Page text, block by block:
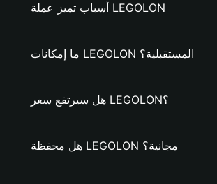
أسباب تميز عملة LEGOLON
ما إمكانات LEGOLON المستقبلية؟
هل سيرتفع سعر LEGOLON؟
هل محفظة LEGOLON مجانية؟